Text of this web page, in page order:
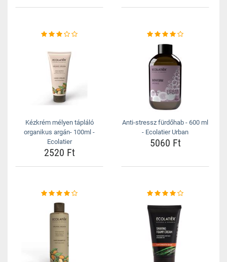
Kézkrém mélyen tápláló
organikus argán- 100ml -
Ecolatier
2520 Ft
Anti-stressz fürdőhab - 600 ml
- Ecolatier Urban
5060 Ft